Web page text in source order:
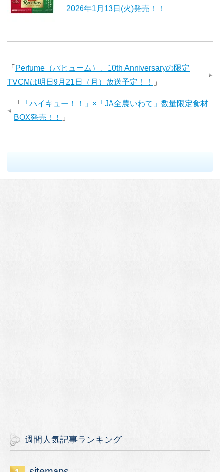
2026年1月13日(火)発売！！
「 Perfume（パヒューム）、10th Anniversaryの限定
TVCMは明日9月21日（月）放送予定！！
」
「
「ハイキュー！！」×「JA全農いわて」数量限定食材
BOX発売！！
」
週間人気記事ランキング